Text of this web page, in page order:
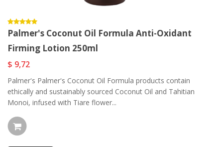
Palmer's Coconut Oil Formula Anti-Oxidant
Firming Lotion 250ml
$ 9,72
Palmer's Palmer's Coconut Oil Formula products contain
ethically and sustainably sourced Coconut Oil and Tahitian
Monoi, infused with Tiare flower...